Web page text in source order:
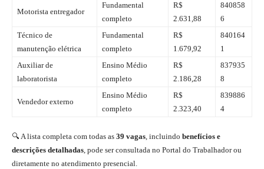
Motorista entregador
Fundamental
completo
R$
2.631,88
840858
6
Técnico de
manutenção elétrica
Fundamental
completo
R$
1.679,92
840164
1
Auxiliar de
laboratorista
Ensino Médio
completo
R$
2.186,28
837935
8
Vendedor externo
Ensino Médio
completo
R$
2.323,40
839886
4
🔍 A lista completa com todas as 39 vagas, incluindo benefícios e
descrições detalhadas, pode ser consultada no Portal do Trabalhador ou
diretamente no atendimento presencial.